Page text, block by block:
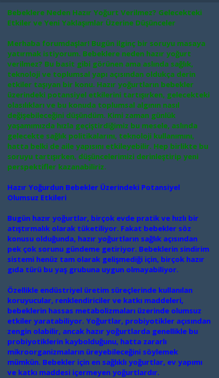
t
a
n
r
i
h
Bebeklere Neden Hazır Yoğurt Verilmez? Gelecekteki
Etkiler ve Yeni Yaklaşımlar Üzerine Düşünceler
Merhaba forumdaşlar! Bugün ilginç bir soruyu masaya
yatırmak istiyorum. Bebeklere neden hazır yoğurt
verilmez? Bu basit gibi görünen ama aslında sağlık,
teknoloji ve toplumsal yapı açısından oldukça derin
etkiler taşıyan bir konu. Hazır yoğurtların bebekler
üzerindeki potansiyel etkilerini tartışırken, gelecekteki
olasılıkları ve bu konuda toplumsal algının nasıl
değişebileceğini düşündüm. Kimi zaman günlük
yaşamımızda hızla geçiştirdiğimiz bu mesele, aslında
gelecekte sağlık politikalarını, teknoloji kullanımını,
hatta belki de aile yapısını etkileyebilir. Hep birlikte bu
soruyu tartışırken, düşüncelerimizi derinleştirip yeni
perspektifler kazanabiliriz.
Hazır Yoğurdun Bebekler Üzerindeki Potansiyel
Olumsuz Etkileri
Bugün hazır yoğurtlar, birçok evde pratik ve hızlı bir
atıştırmalık olarak tüketiliyor. Fakat bebekler söz
konusu olduğunda, hazır yoğurtların sağlık açısından
pek çok sorunu gündeme getiriyor. Bebeklerin sindirim
sistemi henüz tam olarak gelişmediği için, birçok hazır
gıda türü bu yaş grubuna uygun olmayabiliyor.
Özellikle endüstriyel üretim süreçlerinde kullanılan
koruyucular, renklendiriciler ve katkı maddeleri,
bebeklerin hassas metabolizmaları üzerinde olumsuz
etkiler yaratabiliyor. Yoğurtlar, probiyotikler açısından
zengin olabilir, ancak hazır yoğurtlarda genellikle bu
probiyotiklerin kaybolduğunu, hatta zararlı
mikroorganizmaların üreyebileceğini söylemek
mümkün. Bebekler için en sağlıklı yoğurtlar, ev yapımı
ve katkı maddesi içermeyen yoğurtlardır.